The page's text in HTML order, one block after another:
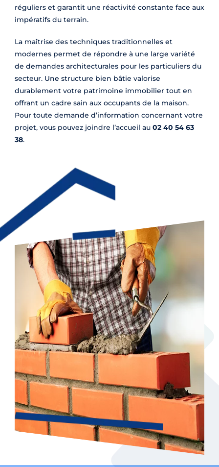
réguliers et garantit une réactivité constante face aux
impératifs du terrain.
La maîtrise des techniques traditionnelles et
modernes permet de répondre à une large variété
de demandes architecturales pour les particuliers du
secteur. Une structure bien bâtie valorise
durablement votre patrimoine immobilier tout en
offrant un cadre sain aux occupants de la maison.
Pour toute demande d’information concernant votre
projet, vous pouvez joindre l’accueil au 02 40 54 63
38.